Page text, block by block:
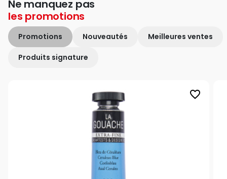
Ne manquez pas
les promotions
Promotions Nouveautés Meilleures ventes
Produits signature
favorite_border